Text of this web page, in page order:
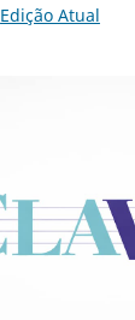
Edição Atual